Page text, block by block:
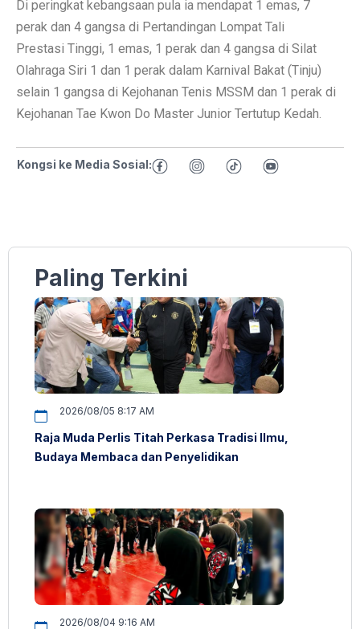
Di peringkat kebangsaan pula ia mendapat 1 emas, 7
perak dan 4 gangsa di Pertandingan Lompat Tali
Prestasi Tinggi, 1 emas, 1 perak dan 4 gangsa di Silat
Olahraga Siri 1 dan 1 perak dalam Karnival Bakat (Tinju)
selain 1 gangsa di Kejohanan Tenis MSSM dan 1 perak di
Kejohanan Tae Kwon Do Master Junior Tertutup Kedah.
Kongsi ke Media Sosial:
Paling Terkini
2026/08/05 8:17 AM
Raja Muda Perlis Titah Perkasa Tradisi Ilmu,
Budaya Membaca dan Penyelidikan
2026/08/04 9:16 AM